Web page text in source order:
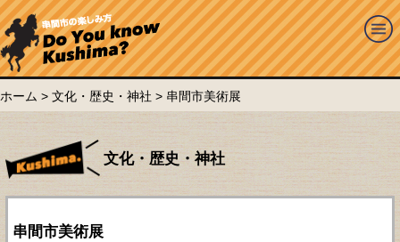
ホーム > 文化・歴史・神社 > 串間市美術展
文化・歴史・神社
串間市美術展